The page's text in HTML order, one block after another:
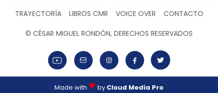
TRAYECTORÍA LIBROS CMR VOICE OVER CONTACTO
© CÉSAR MIGUEL RONDÓN, DERECHOS RESERVADOS
Made with by Cloud Media Pro